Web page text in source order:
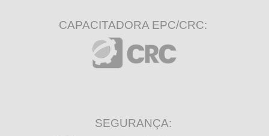
CAPACITADORA EPC/CRC:
SEGURANÇA: